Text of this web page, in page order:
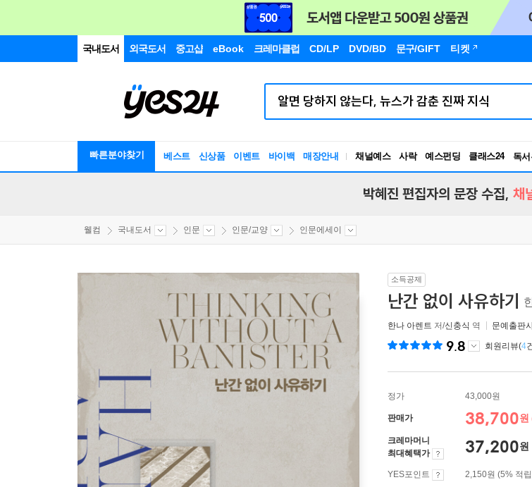
국내도서 외국도서 중고샵 eBook 크레마클럽 CD/LP DVD/BD 문구/GIFT 티켓
빠른분야찾기 베스트 신상품 이벤트 바이백 매장안내 채널예스 사락 예스펀딩 클래스24
독
박혜진 편집자의 문장 수집, 채
웰컴 국내도서 인문 인문/교양 인문에세이
소득공제
난간 없이 사유하기
한나 아렌트 저/신충식 역 문예출판
9.8 회원리뷰(4
정가 43,000원
판매가 38,700원
크레마머니
최대혜택가
37,200원
YES포인트
2,150원 (5% 적